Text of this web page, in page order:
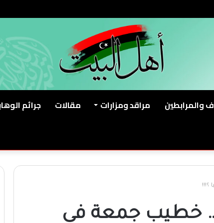
والمرابطين مراقد ومزارات مقالات جرائم
؟!!!
خطيب جمعة فى